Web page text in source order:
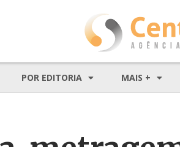
POR EDITORIA MAIS +